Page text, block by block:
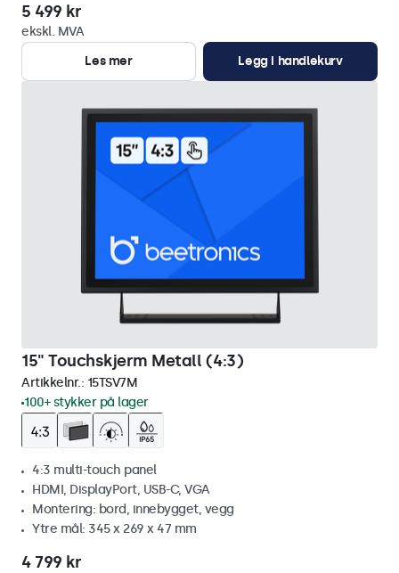
5 499 kr
ekskl. MVA
Les mer
Legg i handlekurv
15" Touchskjerm Metall (4:3)
Artikkelnr.: 15TSV7M
100+ stykker på lager
4:3 multi-touch panel
HDMI, DisplayPort, USB-C, VGA
Montering: bord, innebygget, vegg
Ytre mål: 345 x 269 x 47 mm
4 799 kr